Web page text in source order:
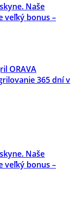
Naše
veľký bonus –
ORAVA
365 dní v
Naše
veľký bonus –